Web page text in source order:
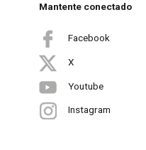
Mantente conectado
Facebook
X
Youtube
Instagram